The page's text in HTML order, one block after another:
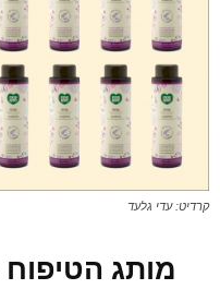
קרדיט: עדי גלעד
מותג הטיפוח